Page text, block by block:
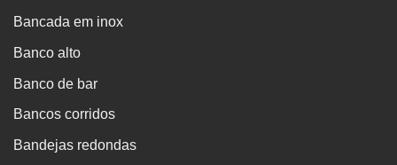
Bancada em inox
Banco alto
Banco de bar
Bancos corridos
Bandejas redondas